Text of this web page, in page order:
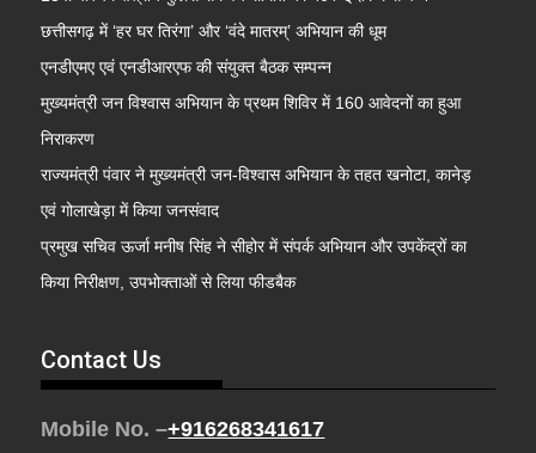
छत्तीसगढ़ में ‘हर घर तिरंगा’ और ‘वंदे मातरम्’ अभियान की धूम
एनडीएमए एवं एनडीआरएफ की संयुक्त बैठक सम्पन्न
मुख्यमंत्री जन विश्वास अभियान के प्रथम शिविर में 160 आवेदनों का हुआ
निराकरण
राज्यमंत्री पंवार ने मुख्यमंत्री जन-विश्वास अभियान के तहत खनोटा, कानेड़
एवं गोलाखेड़ा में किया जनसंवाद
प्रमुख सचिव ऊर्जा मनीष सिंह ने सीहोर में संपर्क अभियान और उपकेंद्रों का
किया निरीक्षण, उपभोक्ताओं से लिया फीडबैक
Contact Us
Mobile No. –+916268341617